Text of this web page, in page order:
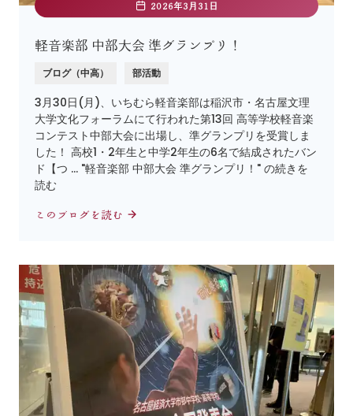
2026年3月31日
軽音楽部 中部大会 準グランプリ！
ブログ（中高） 部活動
3月30日(月)、いちむら軽音楽部は稲沢市・名古屋文理
大学文化フォーラムにて行われた第13回 高等学校軽音楽
コンテスト中部大会に出場し、準グランプリを受賞しま
した！ 高校1・2年生と中学2年生の6名で結成されたバン
ド【つ … "軽音楽部 中部大会 準グランプリ！" の続きを
読む
このブログを読む